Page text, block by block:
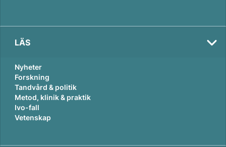
LÄS
Nyheter
Forskning
Tandvård & politik
Metod, klinik & praktik
Ivo-fall
Vetenskap